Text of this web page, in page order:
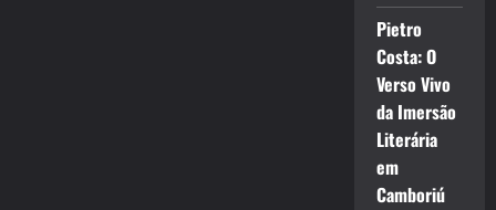
Pietro
Costa: O
Verso Vivo
da Imersão
Literária
em
Camboriú